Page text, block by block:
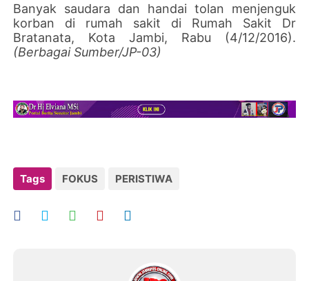
Banyak saudara dan handai tolan menjenguk
korban di rumah sakit di Rumah Sakit Dr
Bratanata, Kota Jambi, Rabu (4/12/2016).
(Berbagai Sumber/JP-03)
Tags FOKUS PERISTIWA